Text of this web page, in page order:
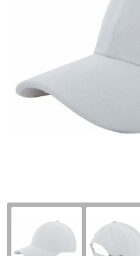
Bloemen en planten
Horeca